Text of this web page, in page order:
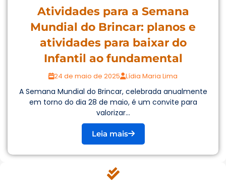
Atividades para a Semana
Mundial do Brincar: planos e
atividades para baixar do
Infantil ao fundamental
24 de maio de 2025 Lídia Maria Lima
A Semana Mundial do Brincar, celebrada anualmente
em torno do dia 28 de maio, é um convite para
valorizar...
Leia mais